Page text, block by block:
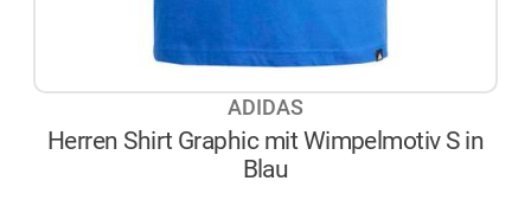
ADIDAS
Herren Shirt Graphic mit Wimpelmotiv S in
Blau